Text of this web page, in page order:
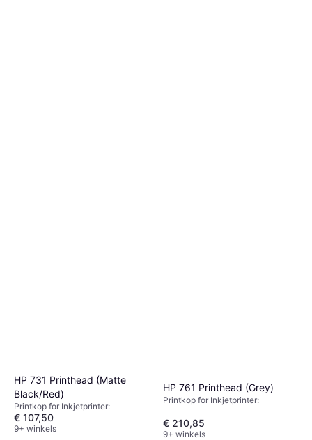
HP 731 Printhead (Matte
Black/Red)
Printkop for Inkjetprinter:
€ 107,50
9+ winkels
HP 761 Printhead (Grey)
Printkop for Inkjetprinter:
€ 210,85
9+ winkels